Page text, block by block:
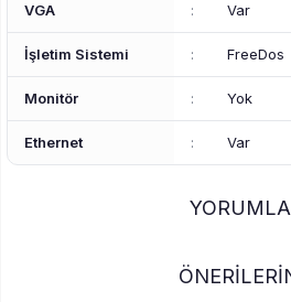
VGA : Var
İşletim Sistemi : FreeDos
Monitör : Yok
Ethernet : Var